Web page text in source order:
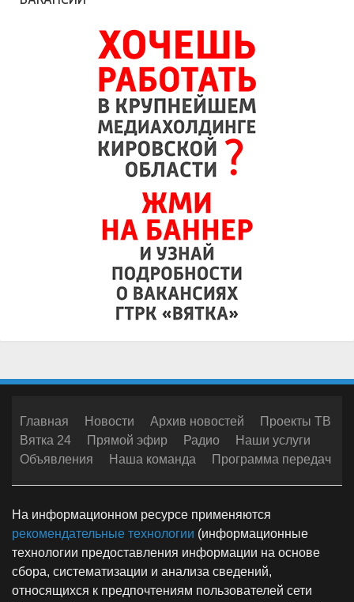
Главная Новости Архив новостей
Проекты ТВ
Вятка 24
Прямой эфир Радио
Наши услуги
Объявления
Наша команда Программа передач
На информационном ресурсе применяются
рекомендательные технологии (информационные
технологии предоставления информации на основе
сбора, систематизации и анализа сведений,
относящихся к предпочтениям пользователей сети